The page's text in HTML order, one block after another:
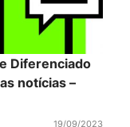
Diferenciado
notícias –
19/09/2023